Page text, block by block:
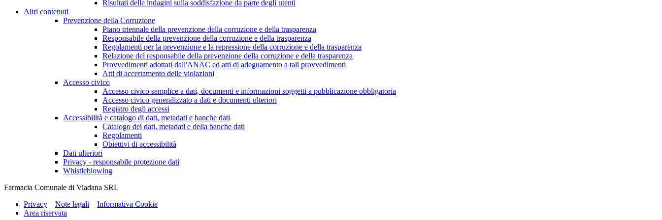
Risultati delle indagini sulla soddisfazione da parte degli utenti
Altri contenuti
Prevenzione della Corruzione
Piano triennale della prevenzione della corruzione e della trasparenza
Responsabile della prevenzione della corruzione e della trasparenza
Regolamenti per la prevenzione e la repressione della corruzione e della trasparenza
Relazione del responsabile della prevenzione della corruzione e della trasparenza
Provvedimenti adottati dall'ANAC ed atti di adeguamento a tali provvedimenti
Atti di accertamento delle violazioni
Accesso civico
Accesso civico semplice a dati, documenti e informazioni soggetti a pubblicazione obbligatoria
Accesso civico generalizzato a dati e documenti ulteriori
Registro degli accessi
Accessibilità e catalogo di dati, metadati e banche dati
Catalogo dei dati, metadati e della banche dati
Regolamenti
Obiettivi di accessibilità
Dati ulteriori
Privacy - responsabile protezione dati
Whistleblowing
Farmacia Comunale di Viadana SRL
Privacy
Note legali
Informativa Cookie
Area riservata